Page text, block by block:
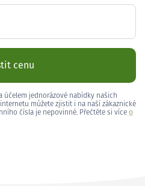
cenu
účelem jednorázové nabídky našich
můžete zjistit i na naší zákaznické
čísla je nepovinné. Přečtěte si více o